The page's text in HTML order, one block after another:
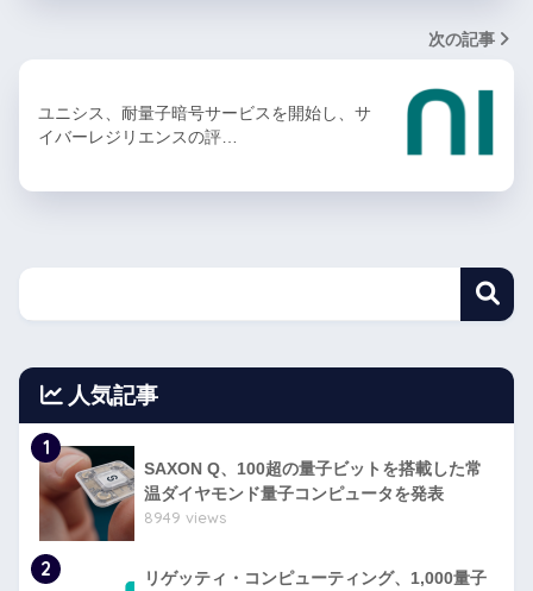
次の記事
ユニシス、耐量子暗号サービスを開始し、サ
イバーレジリエンスの評…
人気記事
1
SAXON Q、100超の量子ビットを搭載した常
温ダイヤモンド量子コンピュータを発表
8949 views
2
リゲッティ・コンピューティング、1,000量子